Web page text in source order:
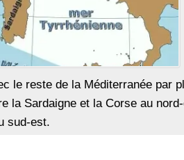
le reste de la Méditerranée par
la Sardaigne et la Corse au
sud-est.